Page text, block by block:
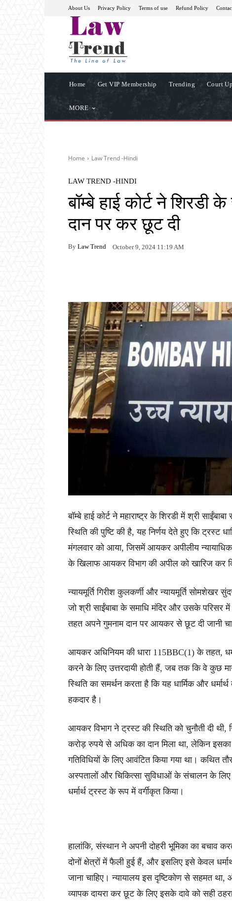
About Us Privacy Policy Terms of use Refund Policy
Home Get VIP Membership Trending Court
MORE
Home Law Trend -Hindi
LAW TREND -HINDI
बॉम्बे हाई कोर्ट ने शिरडी
दान पर कर छूट दी
By Law Trend October 9, 2024 11:19 AM
बॉम्बे हाई कोर्ट ने महाराष्ट्र के शिरडी में श्री
स्थिति की पुष्टि की है, यह निर्णय देते हुए कि ट्रस्ट
मंगलवार को आया, जिसमें आयकर अपीलीय
के खिलाफ आयकर विभाग की अपील को खारिज कर
न्यायमूर्ति गिरीश कुलकर्णी और न्यायमूर्ति
जो श्री साईंबाबा के समाधि मंदिर और उसके परिसर
तहत अपने गुमनाम दान पर आयकर से छूट दी जानी
आयकर अधिनियम की धारा 115BBC(1) के तहत,
करने के लिए उत्तरदायी होती हैं, जब तक कि वे कुछ
स्थिति का समर्थन करता है कि यह धार्मिक और
हकदार है।
आयकर विभाग ने ट्रस्ट की स्थिति को चुनौती दी
करोड़ रुपये से अधिक का दान मिला था, लेकिन
गतिविधियों के लिए आवंटित किया गया था। कथित
अस्पतालों और चिकित्सा सुविधाओं के संचालन के
धर्मार्थ ट्रस्ट के रूप में वर्गीकृत किया।
हालांकि, संस्थान ने अपनी दोहरी भूमिका का बचाव
दोनों क्षेत्रों में फैली हुई हैं, और इसलिए इसे केवल
जाना चाहिए। न्यायालय इस दृष्टिकोण से सहमत
व्यापक दायरा कर छूट के लिए इसके दावे को सही